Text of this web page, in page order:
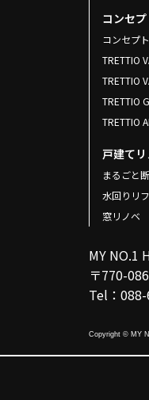
コンセ
コンセプ
TRETTIO
TRETTIO
TRETTIO
TRETTIO
戸建て
まるごと
水回りリ
窓リノベ
MY NO.1
〒770-
Tel：
Copyright © MY